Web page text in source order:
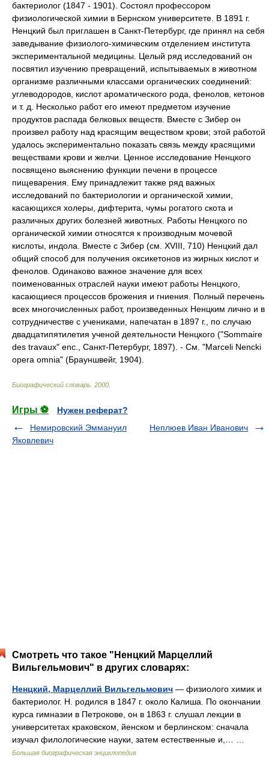
бактериолог (1847 - 1901). Состоял профессором
физиологической химии в Бернском университете. В 1891 г.
Ненцкий был приглашен в Санкт-Петербург, где принял на себя
заведывание физиолого-химическим отделением института
экспериментальной медицины. Целый ряд исследований он
посвятил изучению превращений, испытываемых в животном
организме различными классами органических соединений:
углеводородов, кислот ароматического рода, фенолов, кетонов
и т. д. Несколько работ его имеют предметом изучение
продуктов распада белковых веществ. Вместе с Зибер он
произвел работу над красящим веществом крови; этой работой
удалось экспериментально показать связь между красящими
веществами крови и желчи. Ценное исследование Ненцкого
посвящено выяснению функции печени в процессе
пищеварения. Ему принадлежит также ряд важных
исследований по бактериологии и органической химии,
касающихся холеры, дифтерита, чумы рогатого скота и
различных других болезней животных. Работы Ненцкого по
органической химии относятся к производным мочевой
кислоты, индола. Вместе с Зибер (см. XVIII, 710) Ненцкий дал
общий способ для получения оксикетонов из жирных кислот и
фенолов. Одинаково важное значение для всех
поименованных отраслей науки имеют работы Ненцкого,
касающиеся процессов брожения и гниения. Полный перечень
всех многочисленных работ, произведенных Ненцким лично и в
сотрудничестве с учениками, напечатан в 1897 г., по случаю
двадцатипятилетия ученой деятельности Ненцкого ("Sommaire
des travaux" enc., Санкт-Петербург, 1897). - См. "Marceli Nencki
opera omnia" (Брауншвейг, 1904).
Биографический словарь 2000
Игры ⚽
Нужен реферат?
Немировский Эммануил
Яковлевич
Неплюев Иван Иванович
Смотреть что такое "Ненцкий Марцеллий
Вильгельмович" в других словарях:
Ненцкий, Марцеллий Вильгельмович — физиолого химик и
бактериолог. Н. родился в 1847 г. около Калиша. По окончании
курса гимназии в Петрокове, он в 1863 г. слушал лекции в
университетах краковском, йенском и берлинском: сначала
изучал филологические науки, затем естественные и,… …
Большая биографическая энциклопедия